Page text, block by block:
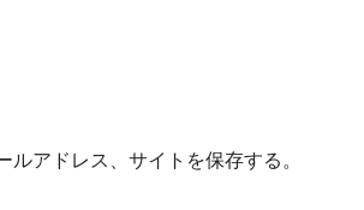
アドレス、サイトを保存する。